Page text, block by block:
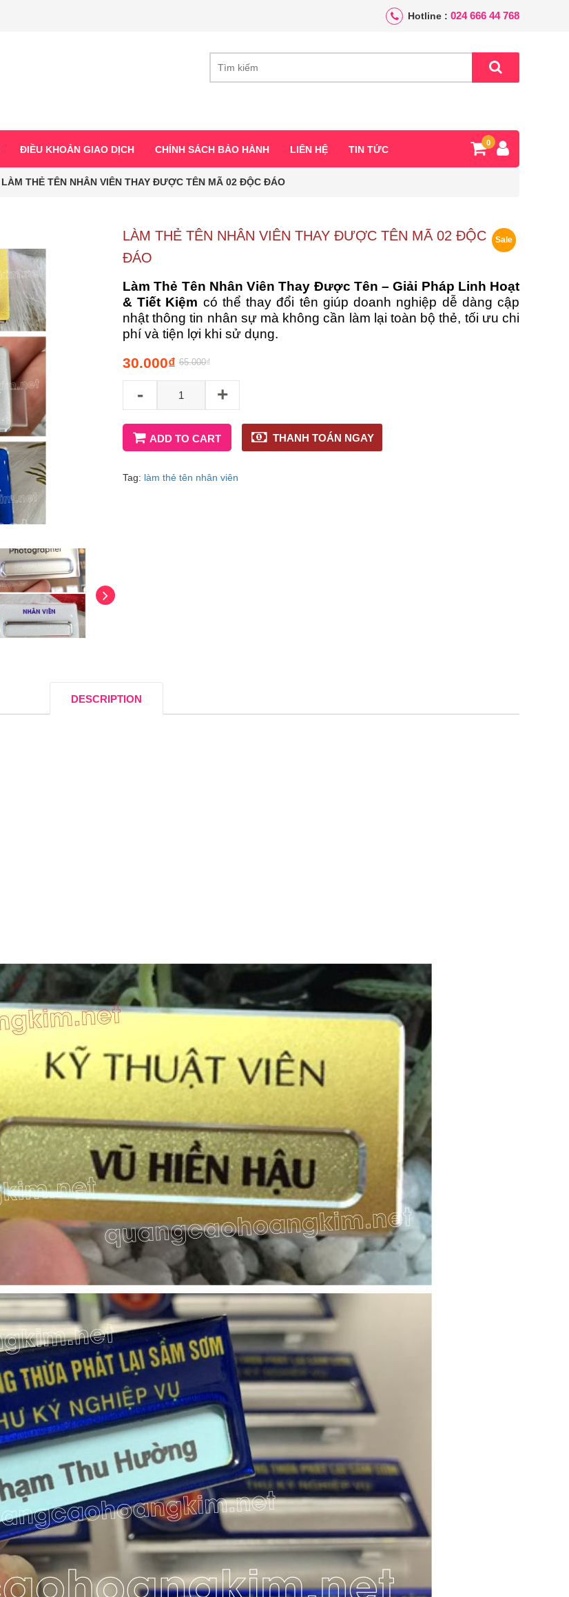
Hotline : 024 666 44 768
ĐIỀU KHOẢN GIAO DỊCH CHÍNH SÁCH BẢO HÀNH LIÊN HỆ TIN TỨC
0
LÀM THẺ TÊN NHÂN VIÊN THAY ĐƯỢC TÊN MÃ 02 ĐỘC ĐÁO
Sale
LÀM THẺ TÊN NHÂN VIÊN THAY ĐƯỢC TÊN MÃ 02 ĐỘC
ĐÁO
Làm Thẻ Tên Nhân Viên Thay Được Tên – Giải Pháp Linh Hoạt
& Tiết Kiệm có thể thay đổi tên giúp doanh nghiệp dễ dàng cập
nhật thông tin nhân sự mà không cần làm lại toàn bộ thẻ, tối ưu chi
phí và tiện lợi khi sử dụng.
₫
65.000
₫
30.000
- +
ADD TO CART THANH TOÁN NGAY
Tag: làm thẻ tên nhân viên
DESCRIPTION